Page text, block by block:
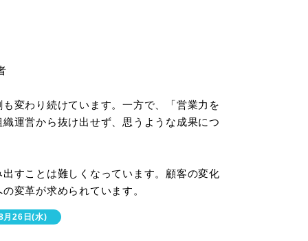
変わり続けています。一方で、「営業力を
運営から抜け出せず、思うような成果につ
すことは難しくなっています。顧客の変化
変革が求められています。
月26日(水)